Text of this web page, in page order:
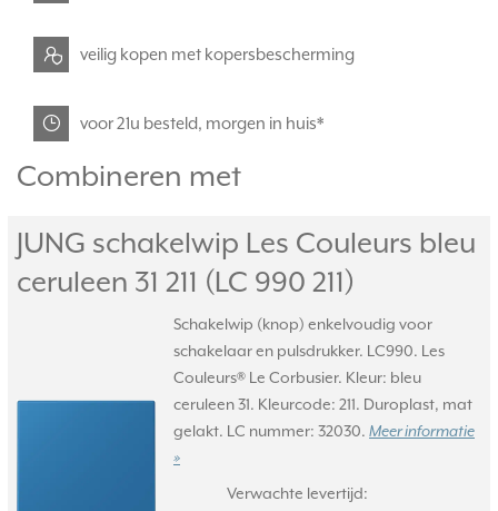
veilig kopen met kopersbescherming
voor 21u besteld, morgen in huis*
Combineren met
JUNG schakelwip Les Couleurs bleu
ceruleen 31 211 (LC 990 211)
Schakelwip (knop) enkelvoudig voor
schakelaar en pulsdrukker. LC990. Les
Couleurs® Le Corbusier. Kleur: bleu
ceruleen 31. Kleurcode: 211. Duroplast, mat
gelakt. LC nummer: 32030. Meer informatie
»
Verwachte levertijd: